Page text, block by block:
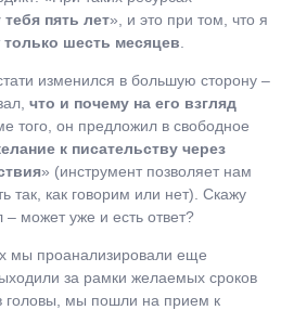
тебя пять лет», и это при том, что я
только шесть месяцев
изменился в большую сторону –
что и почему на его взгляд
того, он предложил в свободное
к писательству через
» (инструмент позволяет нам
так, как говорим или нет). Скажу
– может уже и есть ответ?
мы проанализировали еще
за рамки желаемых сроков
головы, мы пошли на прием к